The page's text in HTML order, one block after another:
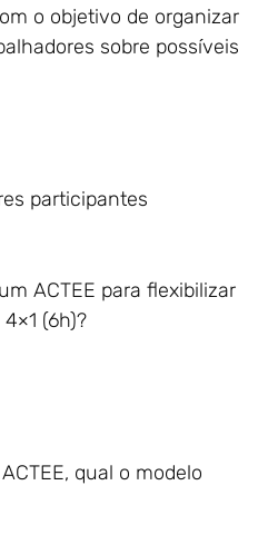
o objetivo de organizar
sobre possíveis
participantes
ACTEE para flexibilizar
(6h)?
qual o modelo